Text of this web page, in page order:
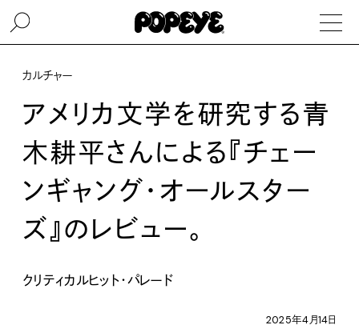
カルチャー
アメリカ文学を研究する青
木耕平さんによる『チェー
ンギャング・オールスター
ズ』のレビュー。
クリティカルヒット・パレード
2025年4月14日